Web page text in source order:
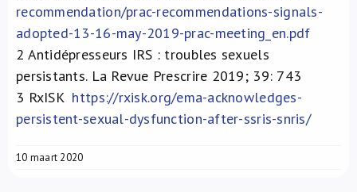
recommendation/prac-recommendations-signals-
adopted-13-16-may-2019-prac-meeting_en.pdf
2 Antidépresseurs IRS : troubles sexuels
persistants. La Revue Prescrire 2019; 39: 743
3 RxISK https://rxisk.org/ema-acknowledges-
persistent-sexual-dysfunction-after-ssris-snris/
10 maart 2020